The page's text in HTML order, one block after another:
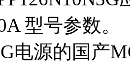
型号参数。
电源的国产